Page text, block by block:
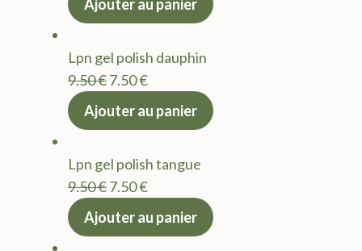
9.50 €.
actuel
7.50 €.
Ajouter au panier
Lpn gel polish dauphin
9.50€Le
prix
9.50 €.
7.50€Le
actuel
7.50 €.
Ajouter au panier
Lpn gel polish tangue
9.50€Le
prix
7.50€Le
actuel
Ajouter au panier